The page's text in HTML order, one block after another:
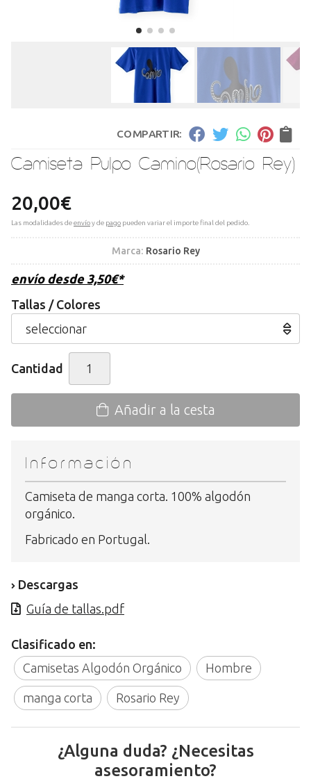
COMPARTIR:
Camiseta Pulpo Camino(Rosario Rey)
20,00€
Las modalidades deenvíoy de pago pueden variar el importe final del pedido.
Marca: Rosario Rey
envío desde 3,50€*
Tallas / Colores
Cantidad
Añadir a la cesta
Información
Camiseta de manga corta. 100% algodón
orgánico.
Fabricado en Portugal.
Descargas
Guía de tallas.pdf
Clasificado en:
Camisetas Algodón Orgánico
Hombre
manga corta Rosario Rey
¿Alguna duda? ¿Necesitas
asesoramiento?